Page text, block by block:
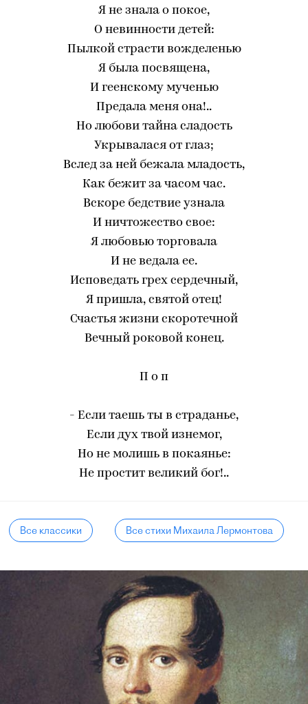
Я не знала о покое,
О невинности детей:
Пылкой страсти вожделенью
Я была посвящена,
И геенскому мученью
Предала меня она!..
Но любови тайна сладость
Укрывалася от глаз;
Вслед за ней бежала младость,
Как бежит за часом час.
Вскоре бедствие узнала
И ничтожество свое:
Я любовью торговала
И не ведала ее.
Исповедать грех сердечный,
Я пришла, святой отец!
Счастья жизни скоротечной
Вечный роковой конец.
П о п
- Если таешь ты в страданье,
Если дух твой изнемог,
Но не молишь в покаянье:
Не простит великий бог!..
Все классики Все стихи Михаила Лермонтова